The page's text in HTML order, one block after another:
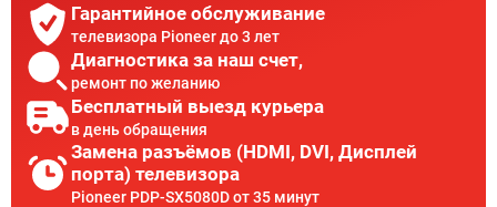
Гарантийное обслуживание
телевизора Pioneer до 3 лет
Диагностика за наш счет,
ремонт по желанию
Бесплатный выезд курьера
в день обращения
Замена разъёмов (HDMI, DVI, Дисплей
порта) телевизора
Pioneer PDP-SX5080D от 35 минут